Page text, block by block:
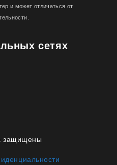
сетях
и может отличаться от
защищены